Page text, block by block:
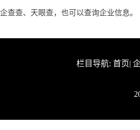
企查查、天眼查，也可以查询企业信息。
栏目导航: 首页|